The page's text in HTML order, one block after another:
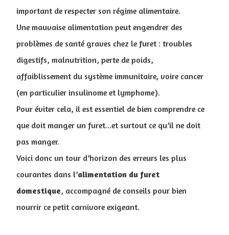
important de respecter son régime alimentaire.
Une mauvaise alimentation peut engendrer des
problèmes de santé graves chez le furet : troubles
digestifs, malnutrition, perte de poids,
affaiblissement du système immunitaire, voire cancer
(en particulier insulinome et lymphome).
Pour éviter cela, il est essentiel de bien comprendre ce
que doit manger un furet...et surtout ce qu’il ne doit
pas manger.
Voici donc un tour d’horizon des erreurs les plus
courantes dans l’​alimentation du furet
domestique, accompagné de conseils pour bien
nourrir ce petit carnivore exigeant.